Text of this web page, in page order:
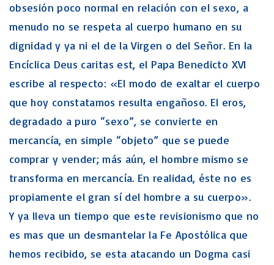
obsesión poco normal en relación con el sexo, a
menudo no se respeta al cuerpo humano en su
dignidad y ya ni el de la Virgen o del Señor. En la
Encíclica Deus caritas est, el Papa Benedicto XVI
escribe al respecto: «El modo de exaltar el cuerpo
que hoy constatamos resulta engañoso. El eros,
degradado a puro “sexo”, se convierte en
mercancía, en simple “objeto” que se puede
comprar y vender; más aún, el hombre mismo se
transforma en mercancía. En realidad, éste no es
propiamente el gran sí del hombre a su cuerpo».
Y ya lleva un tiempo que este revisionismo que no
es mas que un desmantelar la Fe Apostólica que
hemos recibido, se esta atacando un Dogma casi